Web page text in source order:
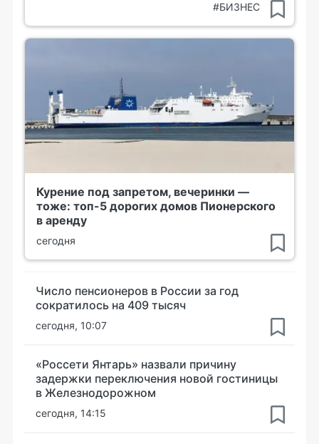
#БИЗНЕС
Курение под запретом, вечеринки —
тоже: топ-5 дорогих домов Пионерского
в аренду
сегодня
Число пенсионеров в России за год
сократилось на 409 тысяч
сегодня, 10:07
«Россети Янтарь» назвали причину
задержки переключения новой гостиницы
в Железнодорожном
сегодня, 14:15